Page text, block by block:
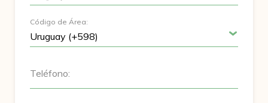
Código de Área:
Teléfono: